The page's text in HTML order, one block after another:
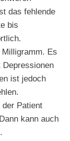
das fehlende
bis
Es
ist jedoch
Patient
kann auch